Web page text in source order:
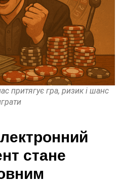
притягує гра, ризик і шанс
стане